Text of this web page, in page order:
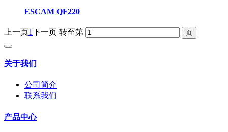
ESCAM QF220
上一页1下一页 转至第
关于我们
公司简介
联系我们
产品中心